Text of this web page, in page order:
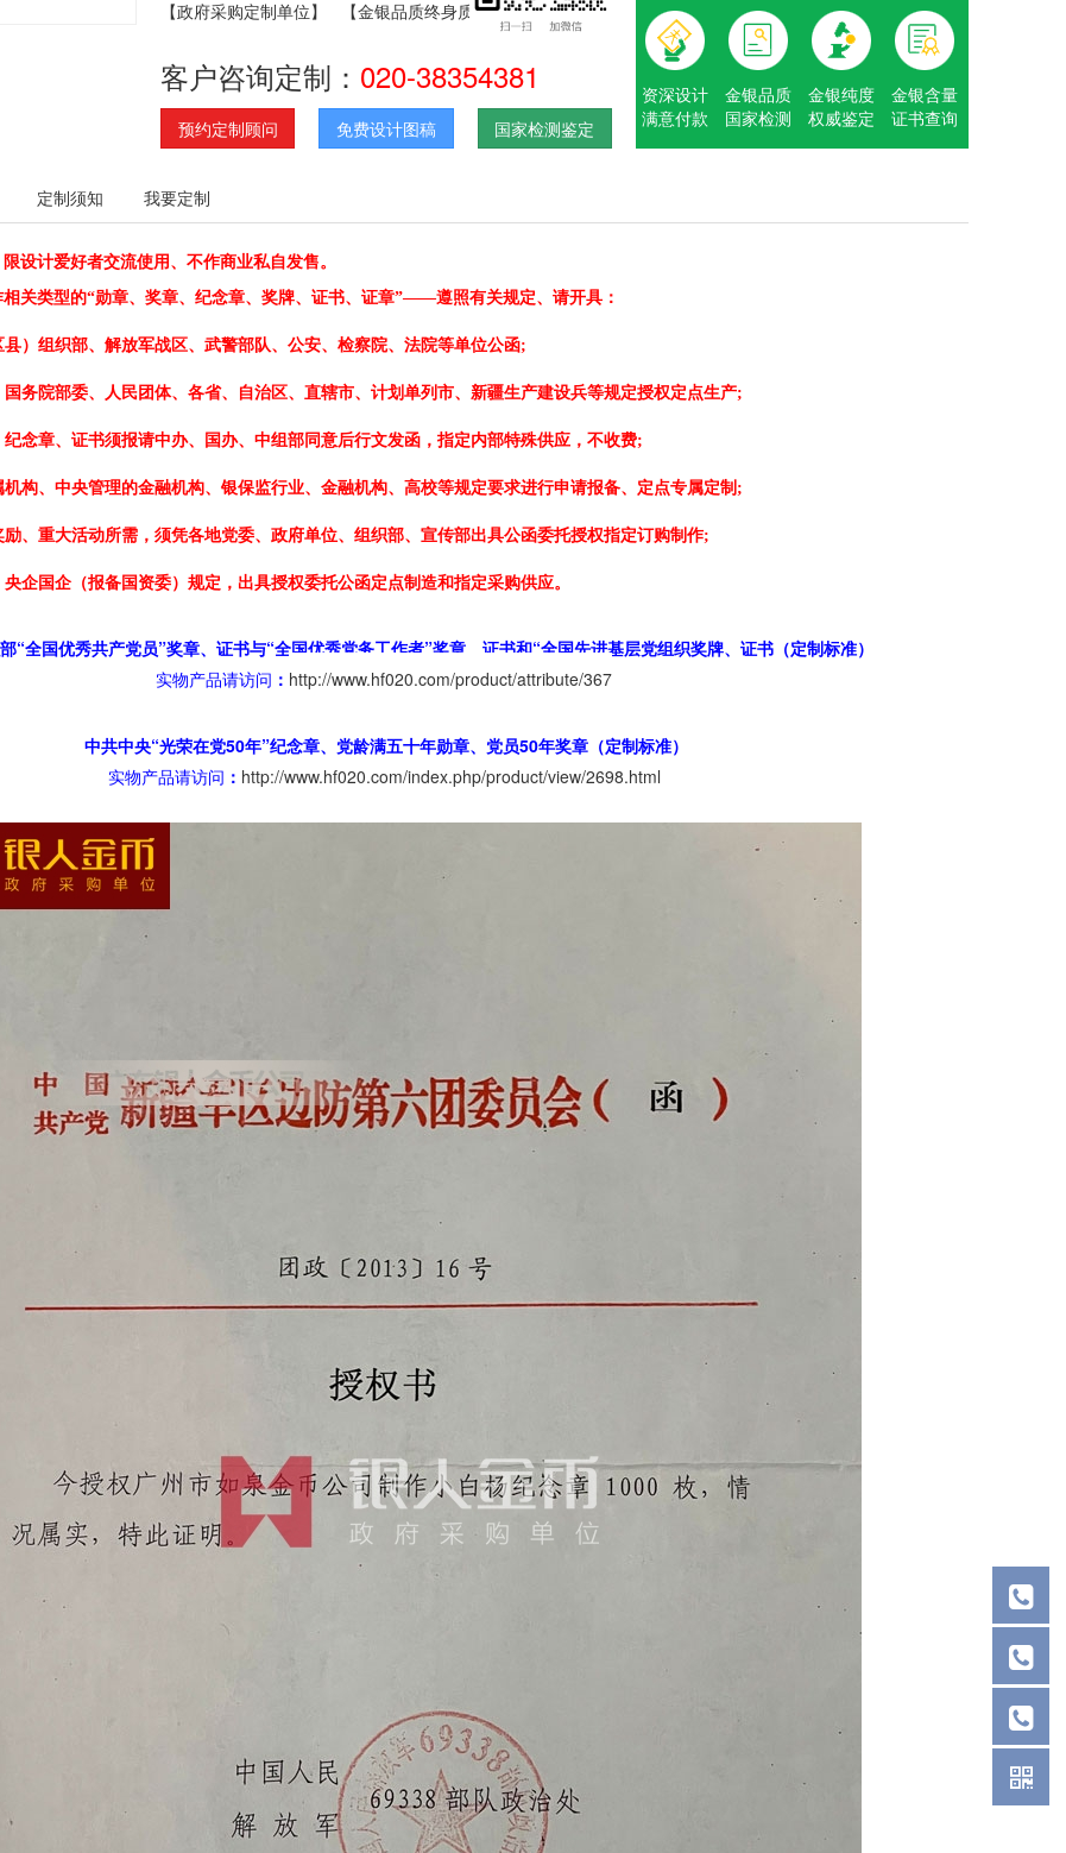
【政府采购定制单位】 【金银品质终身质保】
客户咨询定制： 020-38354381
预约定制顾问 免费设计图稿 国家检测鉴定
资深设计
满意付款
金银品质
国家检测
金银纯度
权威鉴定
金银含量
证书查询
定制须知 我要定制
设计爱好者交流使用、不作商业私自发售。
关类型的“勋章、奖章、纪念章、奖牌、证书、证章”——遵照有关规定、请开具：
）组织部、解放军战区、武警部队、公安、检察院、法院等单位公函;
务院部委、人民团体、各省、自治区、直辖市、计划单列市、新疆生产建设兵等规定授权定点生产;
念章、证书须报请中办、国办、中组部同意后行文发函，指定内部特殊供应，不收费;
构、中央管理的金融机构、银保监行业、金融机构、高校等规定要求进行申请报备、定点专属定制;
、重大活动所需，须凭各地党委、政府单位、组织部、宣传部出具公函委托授权指定订购制作;
企国企（报备国资委）规定，出具授权委托公函定点制造和指定采购供应。
“全国优秀共产党员”奖章、证书与“全国优秀党务工作者”奖章、证书和“全国先进基层党组织奖牌、证书（定制标准）
实物产品请访问 ： http://www.hf020.com/product/attribute/367
中共中央“光荣在党50年”纪念章、党龄满五十年勋章、党员50年奖章（定制标准）
实物产品请访问 ： http://www.hf020.com/index.php/product/view/2698.html